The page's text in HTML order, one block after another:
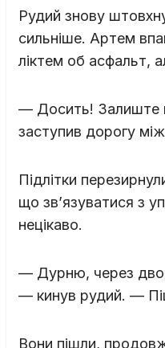
Рудий знову
сильніше. Артем
ліктем об асфальт,
— Досить! Залиште
заступив дорогу
Підлітки
що зв’язуватися з
нецікаво.
— Дурню, через
— кинув рудий. —
Вони пішли,